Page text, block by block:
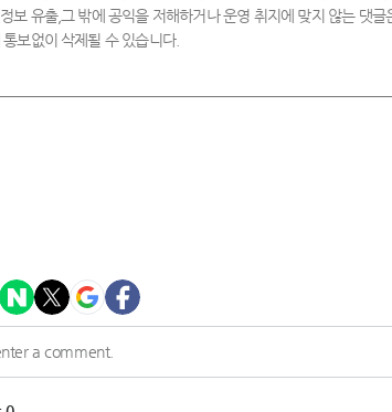
보 유출,그 밖에 공익을 저해하거나 운영 취지에 맞지 않는 댓
통보없이 삭제될 수 있습니다.